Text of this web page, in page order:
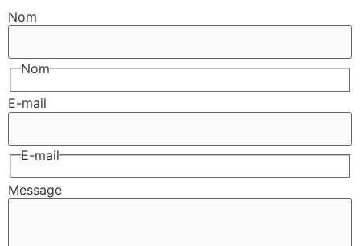
Nom
Nom
E-mail
E-mail
Message